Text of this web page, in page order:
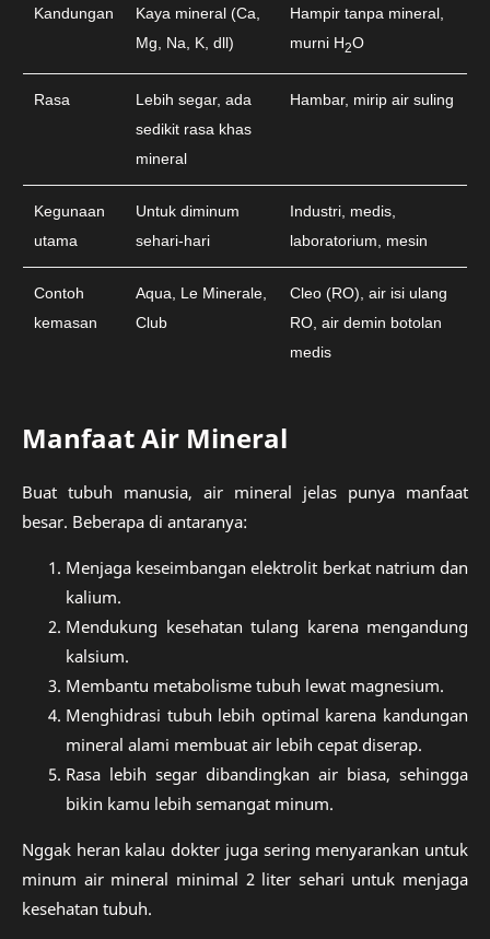
Kandungan
Kaya mineral (Ca,
Mg, Na, K, dll)
Hampir tanpa mineral,
murni H2O
Rasa
Lebih segar, ada
sedikit rasa khas
mineral
Hambar, mirip air suling
Kegunaan
utama
Untuk diminum
sehari-hari
Industri, medis,
laboratorium, mesin
Contoh
kemasan
Aqua, Le Minerale,
Club
Cleo (RO), air isi ulang
RO, air demin botolan
medis
Manfaat Air Mineral
Buat tubuh manusia, air mineral jelas punya manfaat
besar. Beberapa di antaranya:
Menjaga keseimbangan elektrolit berkat natrium dan
kalium.
Mendukung kesehatan tulang karena mengandung
kalsium.
Membantu metabolisme tubuh lewat magnesium.
Menghidrasi tubuh lebih optimal karena kandungan
mineral alami membuat air lebih cepat diserap.
Rasa lebih segar dibandingkan air biasa, sehingga
bikin kamu lebih semangat minum.
Nggak heran kalau dokter juga sering menyarankan untuk
minum air mineral minimal 2 liter sehari untuk menjaga
kesehatan tubuh.